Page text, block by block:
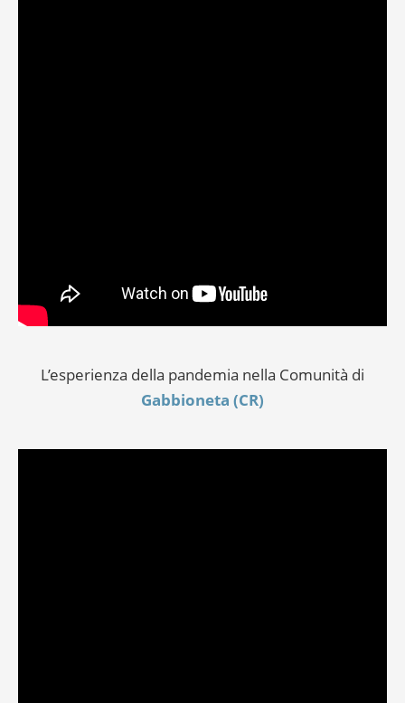
L’esperienza della pandemia nella Comunità di
Gabbioneta (CR)